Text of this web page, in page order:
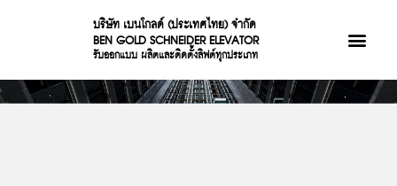
บริษัท เบนโกลด์ (ประเทศไทย) จำกัด
BEN GOLD SCHNEIDER ELEVATOR
รับออกแบบ ผลิตและติดตั้งลิฟต์ทุกประเภท